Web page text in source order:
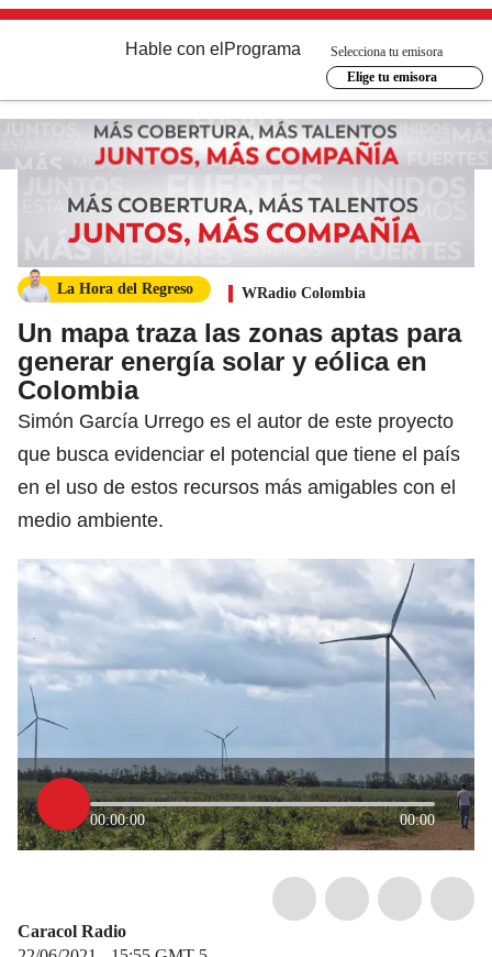
Hable con el Programa
Selecciona tu emisora
Elige tu emisora
La Hora del Regreso WRadio Colombia
Un mapa traza las zonas aptas para
generar energía solar y eólica en
Colombia
Simón García Urrego es el autor de este proyecto
que busca evidenciar el potencial que tiene el país
en el uso de estos recursos más amigables con el
medio ambiente.
00:00:00 00:00
Caracol Radio